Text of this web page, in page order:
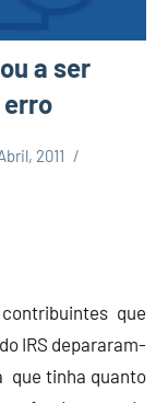
a ser
2011
que
IRS depararam-
que tinha quanto